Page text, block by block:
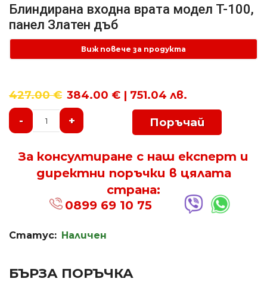
Блиндирана входна врата модел T-100,
панел Златен дъб
Виж повече за продукта
427.00€ 384.00 € | 751.04 лв.
-
+ Поръчай
За консултиране с наш експерт и
директни поръчки в цялата
страна:
0899 69 10 75
Статус: Наличен
БЪРЗА ПОРЪЧКА